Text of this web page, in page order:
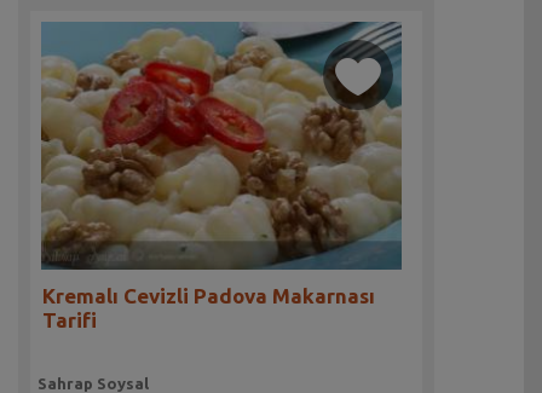
Kremalı Cevizli Padova Makarnası
Tarifi
Sahrap Soysal